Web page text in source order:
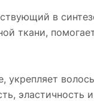
в
ткани,